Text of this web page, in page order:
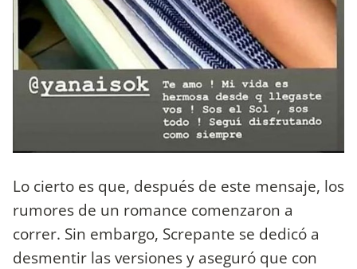
Lo cierto es que, después de este mensaje, los
rumores de un romance comenzaron a
correr. Sin embargo, Screpante se dedicó a
desmentir las versiones y aseguró que con